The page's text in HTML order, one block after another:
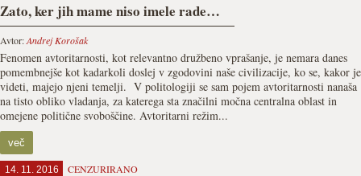
Zato, ker jih mame niso imele rade…
Avtor:Andrej Korošak
Fenomen avtoritarnosti, kot relevantno družbeno vprašanje, je nemara danes
pomembnejše kot kadarkoli doslej v zgodovini naše civilizacije, ko se, kakor je
videti, majejo njeni temelji. V politologiji se sam pojem avtoritarnosti nanaša
na tisto obliko vladanja, za katerega sta značilni močna centralna oblast in
omejene politične svoboščine. Avtoritarni režim...
več
14. 11. 2016 CENZURIRANO